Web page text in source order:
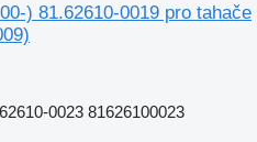
) 81.62610-0019 pro tahače
0023 81626100023